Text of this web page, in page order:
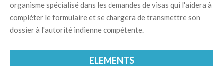
organisme spécialisé dans les demandes de visas qui l'aidera à
compléter le formulaire et se chargera de transmettre son
dossier à l'autorité indienne compétente.
ELEMENTS